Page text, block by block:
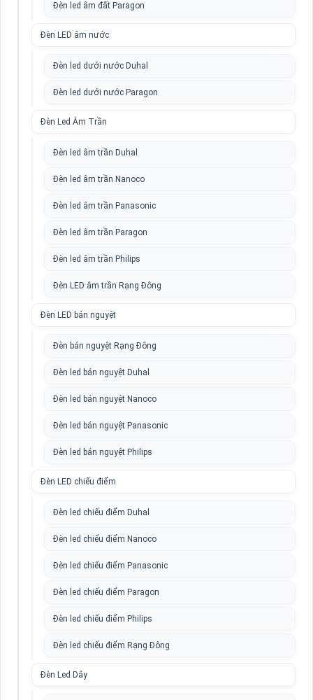
Đèn led âm đất Paragon
Đèn LED âm nước
Đèn led dưới nước Duhal
Đèn led dưới nước Paragon
Đèn Led Âm Trần
Đèn led âm trần Duhal
Đèn led âm trần Nanoco
Đèn led âm trần Panasonic
Đèn led âm trần Paragon
Đèn led âm trần Philips
Đèn LED âm trần Rạng Đông
Đèn LED bán nguyệt
Đèn bán nguyệt Rạng Đông
Đèn led bán nguyệt Duhal
Đèn led bán nguyệt Nanoco
Đèn led bán nguyệt Panasonic
Đèn led bán nguyệt Philips
Đèn LED chiếu điểm
Đèn led chiếu điểm Duhal
Đèn led chiếu điểm Nanoco
Đèn led chiếu điểm Panasonic
Đèn led chiếu điểm Paragon
Đèn led chiếu điểm Philips
Đèn led chiếu điểm Rạng Đông
Đèn Led Dây